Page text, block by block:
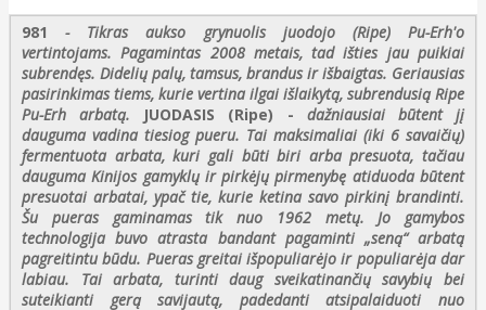
981- Tikras aukso grynuolis juodojo (Ripe) Pu-Erh'o
vertintojams. Pagamintas 2008 metais, tad išties jau puikiai
subrendęs. Didelių palų, tamsus, brandus ir išbaigtas. Geriausias
pasirinkimas tiems, kurie vertina ilgai išlaikytą, subrendusią Ripe
Pu-Erh arbatą. JUODASIS (Ripe) - dažniausiai būtent jį
dauguma vadina tiesiog pueru. Tai maksimaliai (iki 6 savaičių)
fermentuota arbata, kuri gali būti biri arba presuota, tačiau
dauguma Kinijos gamyklų ir pirkėjų pirmenybę atiduoda būtent
presuotai arbatai, ypač tie, kurie ketina savo pirkinį brandinti.
Šu pueras gaminamas tik nuo 1962 metų. Jo gamybos
technologija buvo atrasta bandant pagaminti „seną“ arbatą
pagreitintu būdu. Pueras greitai išpopuliarėjo ir populiarėja dar
labiau. Tai arbata, turinti daug sveikatinančių savybių bei
suteikianti gerą savijautą, padedanti atsipalaiduoti nuo